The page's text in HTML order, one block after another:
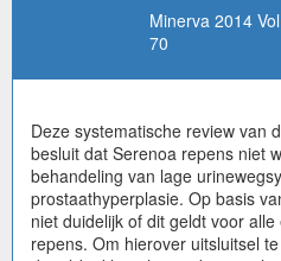
Minerva 2014
70
Deze systematische review van
besluit dat Serenoa repens niet
behandeling van lage
prostaathyperplasie. Op basis
niet duidelijk of dit geldt voor
repens. Om hierover uitsluitsel